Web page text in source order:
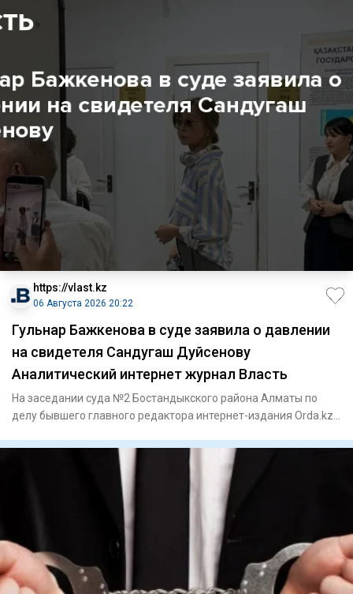
https://vlast.kz
06 Августа 2026 20:22
Гульнар Бажкенова в суде заявила о давлении
на свидетеля Сандугаш Дуйсенову
Аналитический интернет журнал Власть
На заседании суда №2 Бостандыкского района Алматы по
делу бывшего главного редактора интернет-издания Orda.kz